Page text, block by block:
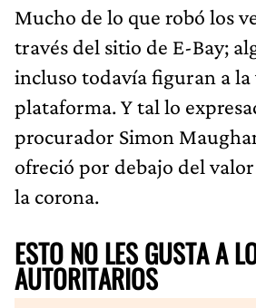
Mucho de lo que robó los
través del sitio de E-Bay;
incluso todavía figuran a la
plataforma. Y tal lo
procurador Simon
ofreció por debajo del
la corona.
ESTO NO LES GUSTA A
AUTORITARIOS